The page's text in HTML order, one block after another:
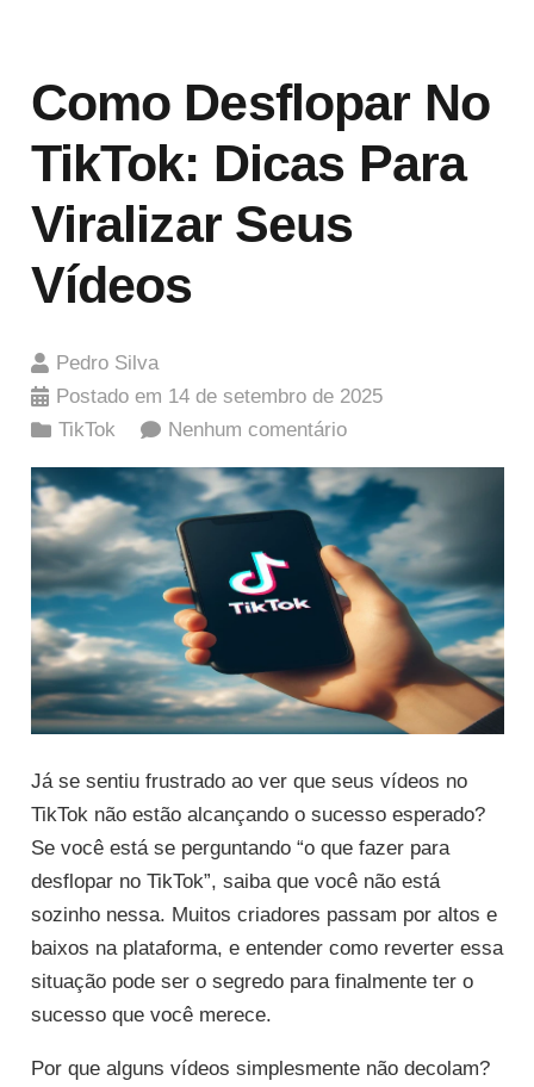
Como Desflopar No
TikTok: Dicas Para
Viralizar Seus
Vídeos
Pedro Silva
Postado em 14 de setembro de 2025
TikTok
Nenhum comentário
Já se sentiu frustrado ao ver que seus vídeos no
TikTok não estão alcançando o sucesso esperado?
Se você está se perguntando “o que fazer para
desflopar no TikTok”, saiba que você não está
sozinho nessa. Muitos criadores passam por altos e
baixos na plataforma, e entender como reverter essa
situação pode ser o segredo para finalmente ter o
sucesso que você merece.
Por que alguns vídeos simplesmente não decolam?